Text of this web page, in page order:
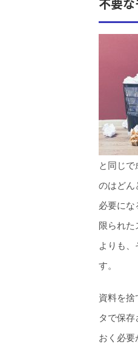
と同じ
のはどん
必要にな
限られ
よりも
す。
資料を
タで保
おく必要